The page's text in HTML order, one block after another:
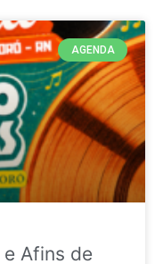
AGENDA
Afins de